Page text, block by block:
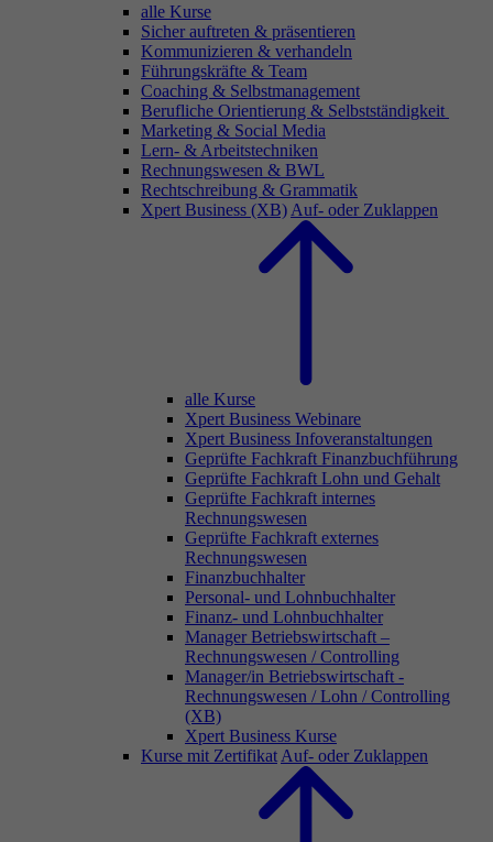
alle Kurse
Sicher auftreten & präsentieren
Kommunizieren & verhandeln
Führungskräfte & Team
Coaching & Selbstmanagement
Berufliche Orientierung & Selbstständigkeit
Marketing & Social Media
Lern- & Arbeitstechniken
Rechnungswesen & BWL
Rechtschreibung & Grammatik
Xpert Business (XB) Auf- oder Zuklappen
alle Kurse
Xpert Business Webinare
Xpert Business Infoveranstaltungen
Geprüfte Fachkraft Finanzbuchführung
Geprüfte Fachkraft Lohn und Gehalt
Geprüfte Fachkraft internes
Rechnungswesen
Geprüfte Fachkraft externes
Rechnungswesen
Finanzbuchhalter
Personal- und Lohnbuchhalter
Finanz- und Lohnbuchhalter
Manager Betriebswirtschaft –
Rechnungswesen / Controlling
Manager/in Betriebswirtschaft -
Rechnungswesen / Lohn / Controlling
(XB)
Xpert Business Kurse
Kurse mit Zertifikat Auf- oder Zuklappen